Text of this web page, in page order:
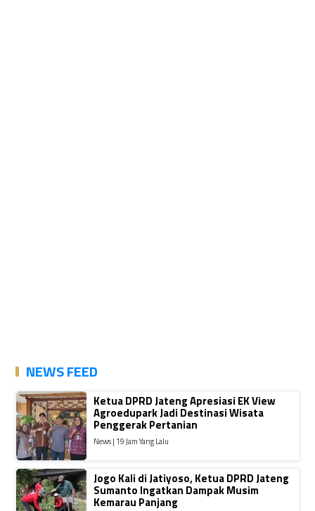
NEWS FEED
Ketua DPRD Jateng Apresiasi EK View
Agroedupark Jadi Destinasi Wisata
Penggerak Pertanian
News | 19 Jam Yang Lalu
Jogo Kali di Jatiyoso, Ketua DPRD Jateng
Sumanto Ingatkan Dampak Musim
Kemarau Panjang